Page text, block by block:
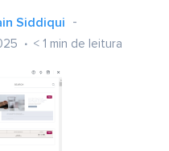
Siddiqui
< 1 min de leitura